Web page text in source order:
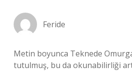
Feride
Metin boyunca Teknede
tutulmuş, bu da okunabilirliği